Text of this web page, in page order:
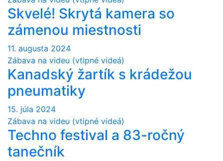
Skvelé! Skrytá kamera so
zámenou miestnosti
11. augusta 2024
Zábava na videu (vtipné videá)
Kanadský žartík s krádežou
pneumatiky
15. júla 2024
Zábava na videu (vtipné videá)
Techno festival a 83-ročný
tanečník